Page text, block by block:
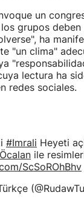
un
grupos
ha
"un clima"
lectura ha
redes sociales.
#Imrali Heyeti
ile
ScSoROhBhv